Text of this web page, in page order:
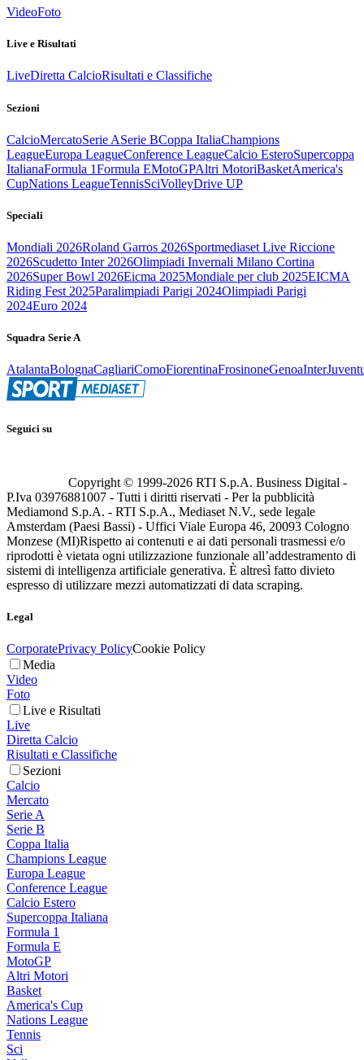
VideoFoto
Live e Risultati
LiveDiretta CalcioRisultati e Classifiche
Sezioni
CalcioMercatoSerie ASerie BCoppa ItaliaChampions
LeagueEuropa LeagueConference LeagueCalcio EsteroSupercoppa
ItalianaFormula 1Formula EMotoGPAltri MotoriBasketAmerica's
CupNations LeagueTennisSciVolleyDrive UP
Speciali
Mondiali 2026Roland Garros 2026Sportmediaset Live Riccione
2026Scudetto Inter 2026Olimpiadi Invernali Milano Cortina
2026Super Bowl 2026Eicma 2025Mondiale per club 2025EICMA
Riding Fest 2025Paralimpiadi Parigi 2024Olimpiadi Parigi
2024Euro 2024
Squadra Serie A
AtalantaBolognaCagliariComoFiorentinaFrosinoneGenoaInter
Seguici su
Copyright © 1999-2026 RTI S.p.A. Business Digital -
P.Iva 03976881007 - Tutti i diritti riservati - Per la pubblicità
Mediamond S.p.A. - RTI S.p.A., Mediaset N.V., sede legale
Amsterdam (Paesi Bassi) - Uffici Viale Europa 46, 20093 Cologno
Monzese (MI)Rispetto ai contenuti e ai dati personali trasmessi e/o
riprodotti è vietata ogni utilizzazione funzionale all’addestramento di
sistemi di intelligenza artificiale generativa. È altresì fatto divieto
espresso di utilizzare mezzi automatizzati di data scraping.
Legal
CorporatePrivacy PolicyCookie Policy
Media
Video
Foto
Live e Risultati
Live
Diretta Calcio
Risultati e Classifiche
Sezioni
Calcio
Mercato
Serie A
Serie B
Coppa Italia
Champions League
Europa League
Conference League
Calcio Estero
Supercoppa Italiana
Formula 1
Formula E
MotoGP
Altri Motori
Basket
America's Cup
Nations League
Tennis
Sci